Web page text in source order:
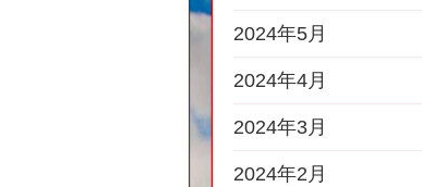
2024年5月
2024年4月
2024年3月
2024年2月